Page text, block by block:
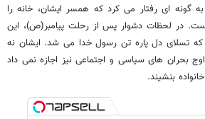
گونه ای رفتار می کرد که همسر ایشان، خانه را
در لحظات دشوار پس از رحلت پیامبر(ص)، این
تسلای دل پاره تن رسول خدا می شد. ایشان نه
بحران های سیاسی و اجتماعی نیز اجازه نمی داد
بنشیند.